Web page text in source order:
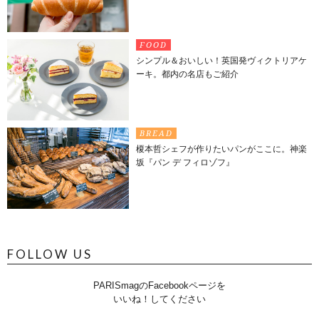
FOOD
シンプル＆おいしい！英国発ヴィクトリアケ
ーキ。都内の名店もご紹介
BREAD
榎本哲シェフが作りたいパンがここに。神楽
坂『パン デ フィロゾフ』
FOLLOW US
PARISmagのFacebookページを
いいね！してください